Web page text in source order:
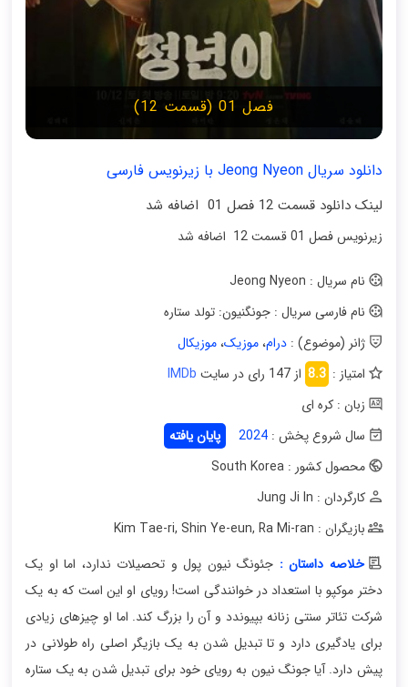
فصل 01 (قسمت 12)
دانلود سریال Jeong Nyeon با زیرنویس فارسی
لینک دانلود قسمت 12 فصل 01 اضافه شد
زیرنویس فصل 01 قسمت 12 اضافه شد
نام سریال : Jeong Nyeon
نام فارسی سریال : جونگنیون: تولد ستاره
ژانر (موضوع) :درام،موزیک،موزیکال
امتیاز : 8.3 از 147 رای در سایت
IMDb
زبان : کره ای
سال شروع پخش :2024
پایان یافته
محصول کشور : South Korea
کارگردان : Jung Ji In
بازیگران : Kim Tae-ri
, Shin Ye-eun, Ra Mi-ran
خلاصه داستان : جئونگ نیون پول و تحصیلات ندارد، اما او یک
دختر موکپو با استعداد در خوانندگی است! رویای او این است که به یک
شرکت تئاتر سنتی زنانه بپیوندد و آن را بزرگ کند. اما او چیزهای زیادی
برای یادگیری دارد و تا تبدیل شدن به یک بازیگر اصلی راه طولانی در
پیش دارد. آیا جونگ نیون به رویای خود برای تبدیل شدن به یک ستاره